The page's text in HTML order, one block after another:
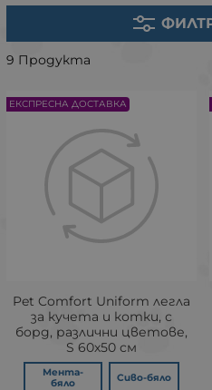
9 Продукта
Pet Comfort Uniform легла
за кучета и котки, с
борд, различни цветове,
S 60х50 см
Мента-
бяло
Сиво-бяло
ЕКСПРЕСНА ДОСТАВКА